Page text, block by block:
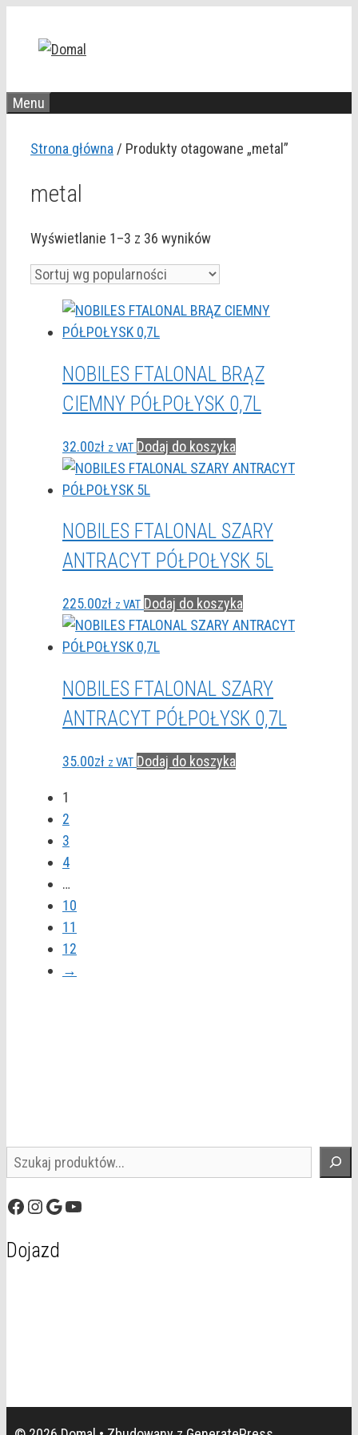
Menu
Strona główna / Produkty otagowane „metal”
metal
Wyświetlanie 1–3 z 36 wynikówPosortowane
popularności
NOBILES FTALONAL BRĄZ
CIEMNY PÓŁPOŁYSK 0,7L
32.00zł z VAT Dodaj do koszyka
NOBILES FTALONAL SZARY
ANTRACYT PÓŁPOŁYSK 5L
225.00zł z VAT Dodaj do koszyka
NOBILES FTALONAL SZARY
ANTRACYT PÓŁPOŁYSK 0,7L
35.00zł z VAT Dodaj do koszyka
1
2
3
4
…
10
11
12
→
Szukaj
Facebook
Instagram
GoogleYouTube
Dojazd